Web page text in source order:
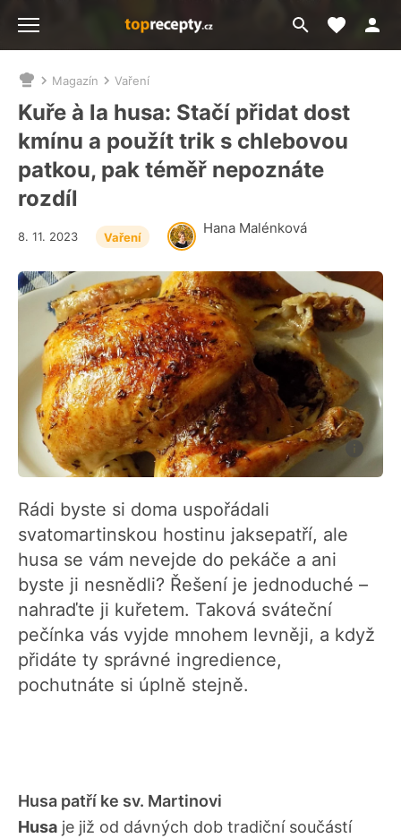
Přejít
na
Moje
Nacházíte
se
zde:
Magazín Vaření
Kuře à la husa: Stačí přidat dost
kmínu a použít trik s chlebovou
patkou, pak téměř nepoznáte
rozdíl
Hana Malénková
8. 11. 2023 Vaření
Rádi byste si doma uspořádali
svatomartinskou hostinu jaksepatří, ale
husa se vám nevejde do pekáče a ani
byste ji nesnědli? Řešení je jednoduché –
nahraďte ji kuřetem. Taková sváteční
pečínka vás vyjde mnohem levněji, a když
přidáte ty správné ingredience,
pochutnáte si úplně stejně.
Husa patří ke sv. Martinovi
Husa je již od dávných dob tradiční součástí